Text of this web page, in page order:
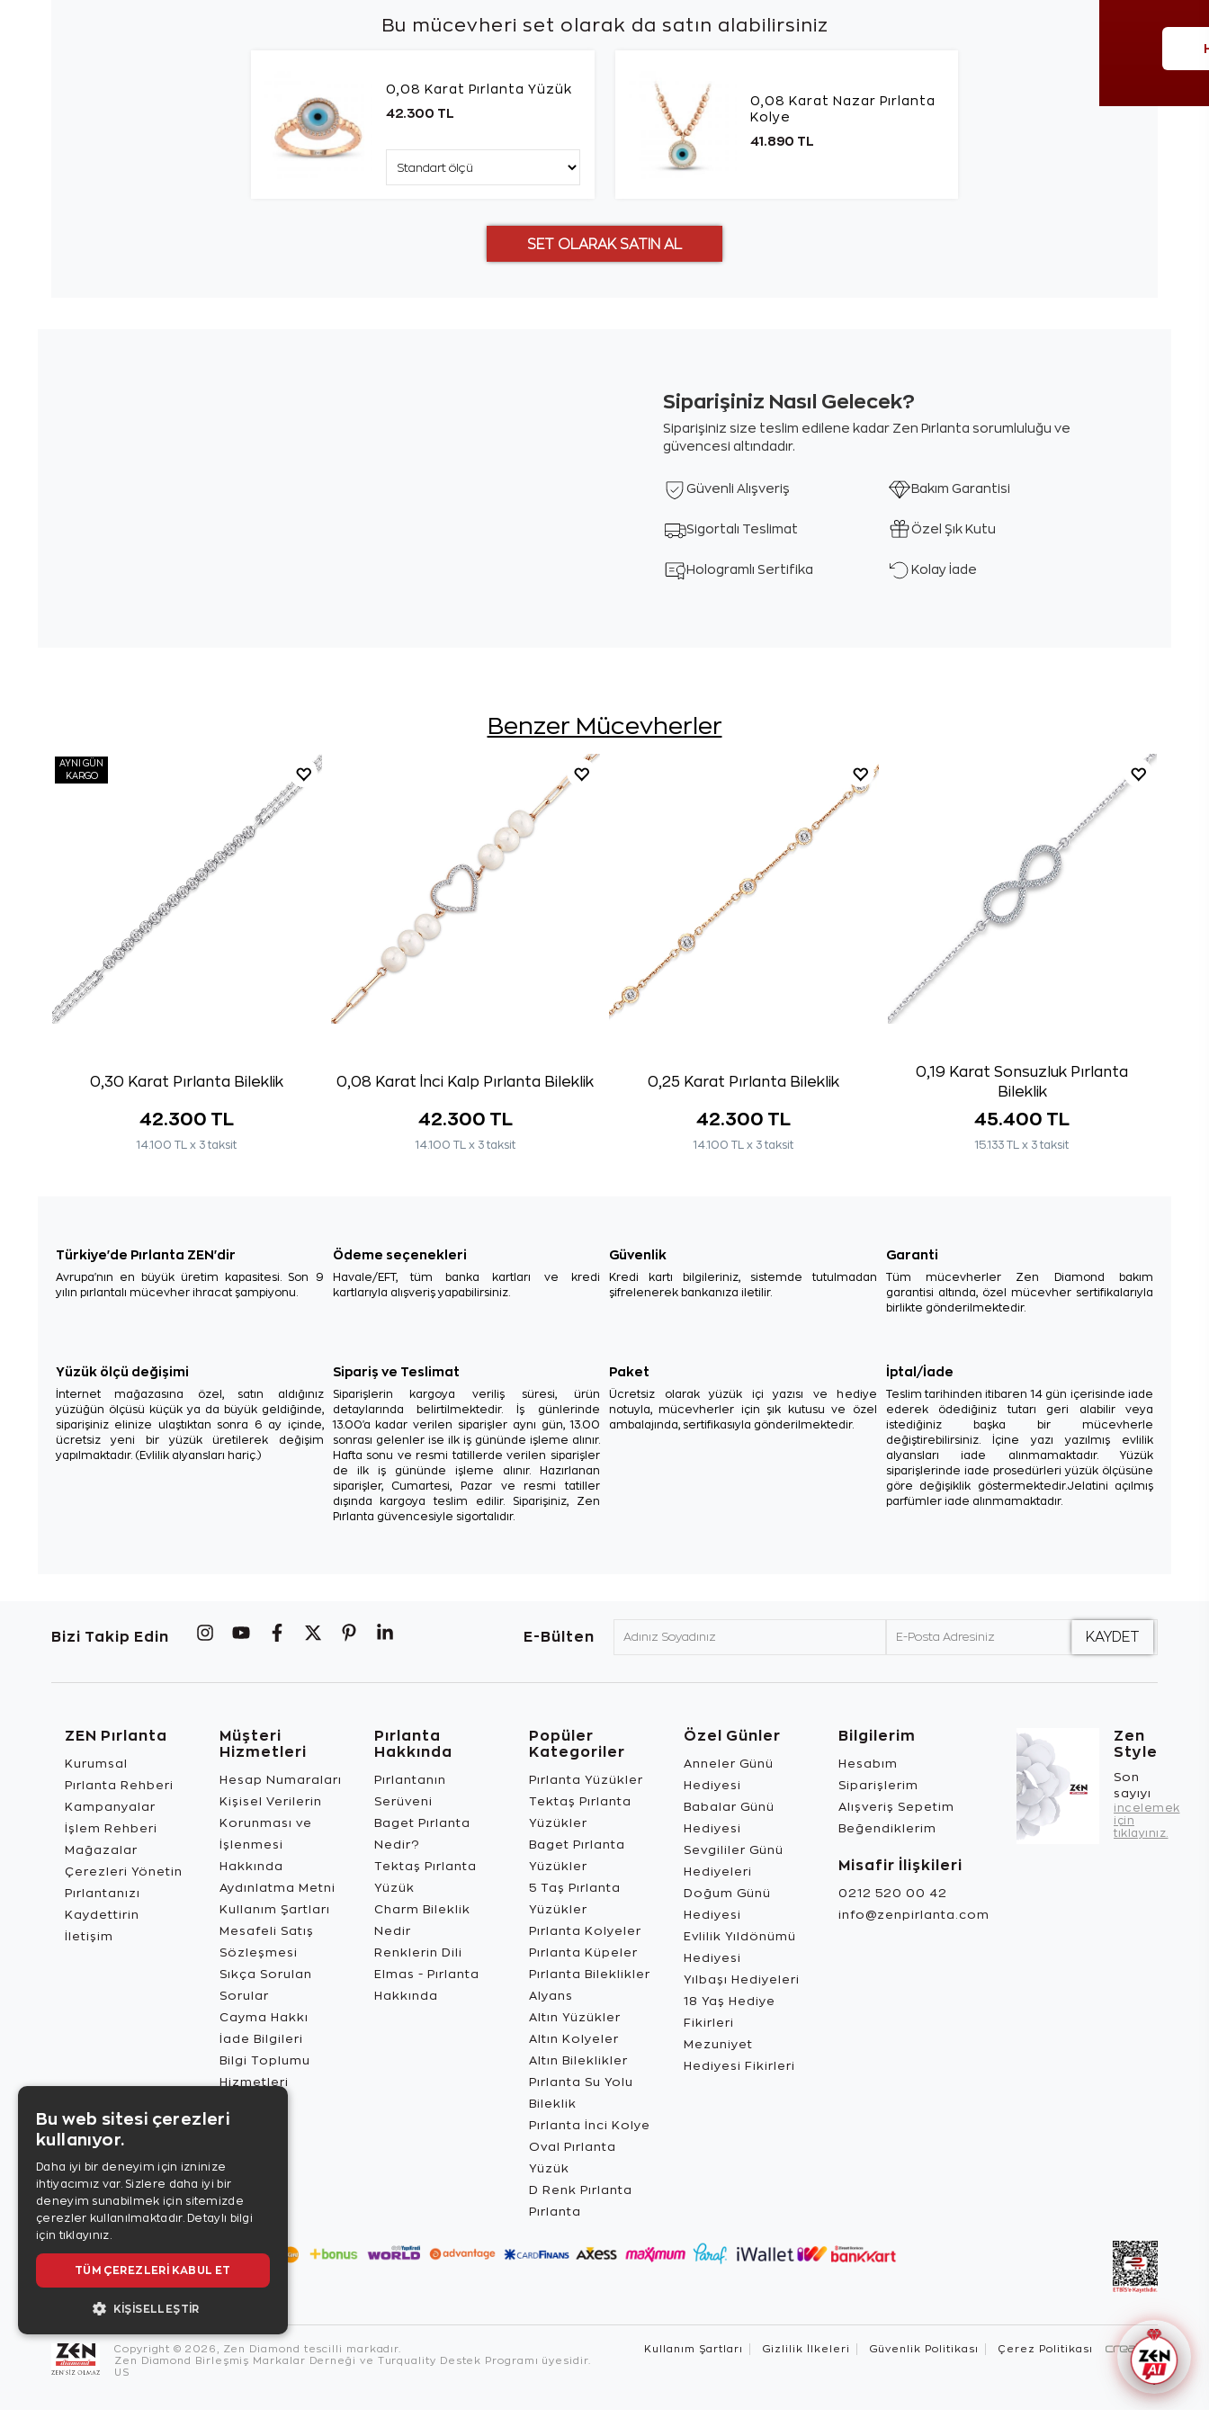
Bu mücevheri set olarak da satın alabilirsiniz
0,08 Karat Pırlanta Yüzük
42.300 TL
0,08 Karat Nazar Pırlanta
Kolye
41.890 TL
Siparişiniz Nasıl Gelecek?
Siparişiniz size teslim edilene kadar Zen Pırlanta sorumluluğu ve
güvencesi altındadır.
Güvenli Alışveriş Bakım Garantisi
Sigortalı Teslimat Özel Şık Kutu
Hologramlı Sertifika Kolay İade
Benzer Mücevherler
AYNI GÜN
KARGO
0,30 Karat Pırlanta Bileklik
42.300 TL
14.100 TL x 3 taksit
0,08 Karat İnci Kalp Pırlanta Bileklik
42.300 TL
14.100 TL x 3 taksit
0,25 Karat Pırlanta Bileklik
42.300 TL
14.100 TL x 3 taksit
0,19 Karat Sonsuzluk Pırlanta
Bileklik
45.400 TL
15.133 TL x 3 taksit
Türkiye'de Pırlanta ZEN'dir
Avrupa'nın en büyük üretim kapasitesi. Son 9
yılın pırlantalı mücevher ihracat şampiyonu.
Ödeme seçenekleri
Havale/EFT, tüm banka kartları ve kredi
kartlarıyla alışveriş yapabilirsiniz.
Güvenlik
Kredi kartı bilgileriniz, sistemde tutulmadan
şifrelenerek bankanıza iletilir.
Garanti
Tüm mücevherler Zen Diamond bakım
garantisi altında, özel mücevher sertifikalarıyla
birlikte gönderilmektedir.
Yüzük ölçü değişimi
İnternet mağazasına özel, satın aldığınız
yüzüğün ölçüsü küçük ya da büyük geldiğinde,
siparişiniz elinize ulaştıktan sonra 6 ay içinde,
ücretsiz yeni bir yüzük üretilerek değişim
yapılmaktadır. (Evlilik alyansları hariç.)
Sipariş ve Teslimat
Siparişlerin kargoya veriliş süresi, ürün
detaylarında belirtilmektedir. İş günlerinde
13.00'a kadar verilen siparişler aynı gün, 13.00
sonrası gelenler ise ilk iş gününde işleme alınır.
Hafta sonu ve resmi tatillerde verilen siparişler
de ilk iş gününde işleme alınır. Hazırlanan
siparişler, Cumartesi, Pazar ve resmi tatiller
dışında kargoya teslim edilir. Siparişiniz, Zen
Pırlanta güvencesiyle sigortalıdır.
Paket
Ücretsiz olarak yüzük içi yazısı ve hediye
notuyla, mücevherler için şık kutusu ve özel
ambalajında, sertifikasıyla gönderilmektedir.
İptal/İade
Teslim tarihinden itibaren 14 gün içerisinde iade
ederek ödediğiniz tutarı geri alabilir veya
istediğiniz başka bir mücevherle
değiştirebilirsiniz. İçine yazı yazılmış evlilik
alyansları iade alınmamaktadır. Yüzük
siparişlerinde iade prosedürleri yüzük ölçüsüne
göre değişiklik göstermektedir.Jelatini açılmış
parfümler iade alınmamaktadır.
Bizi Takip Edin E-Bülten
ZEN Pırlanta
Kurumsal
Pırlanta Rehberi
Kampanyalar
İşlem Rehberi
Mağazalar
Çerezleri Yönetin
Pırlantanızı
Kaydettirin
İletişim
Müşteri
Hizmetleri
Hesap Numaraları
Kişisel Verilerin
Korunması ve
İşlenmesi
Hakkında
Aydınlatma Metni
Kullanım Şartları
Mesafeli Satış
Sözleşmesi
Sıkça Sorulan
Sorular
Cayma Hakkı
İade Bilgileri
Bilgi Toplumu
Hizmetleri
Pırlanta
Hakkında
Pırlantanın
Serüveni
Baget Pırlanta
Nedir?
Tektaş Pırlanta
Yüzük
Charm Bileklik
Nedir
Renklerin Dili
Elmas - Pırlanta
Hakkında
Popüler
Kategoriler
Pırlanta Yüzükler
Tektaş Pırlanta
Yüzükler
Baget Pırlanta
Yüzükler
5 Taş Pırlanta
Yüzükler
Pırlanta Kolyeler
Pırlanta Küpeler
Pırlanta Bileklikler
Alyans
Altın Yüzükler
Altın Kolyeler
Altın Bileklikler
Pırlanta Su Yolu
Bileklik
Pırlanta İnci Kolye
Oval Pırlanta
Yüzük
D Renk Pırlanta
Pırlanta
Özel Günler
Anneler Günü
Hediyesi
Babalar Günü
Hediyesi
Sevgililer Günü
Hediyeleri
Doğum Günü
Hediyesi
Evlilik Yıldönümü
Hediyesi
Yılbaşı Hediyeleri
18 Yaş Hediye
Fikirleri
Mezuniyet
Hediyesi Fikirleri
Bilgilerim
Hesabım
Siparişlerim
Alışveriş Sepetim
Beğendiklerim
Misafir İlişkileri
0212 520 00 42
info@zenpirlanta.com
Zen
Style
Son
sayıyı
incelemek
için
tıklayınız.
Copyright © 2026, Zen Diamond tescilli markadır.
Zen Diamond Birleşmiş Markalar Derneği ve Turquality Destek Programı üyesidir.
US
Kullanım Şartları Gizlilik İlkeleri Güvenlik Politikası Çerez Politikası
Bu web sitesi çerezleri
kullanıyor.
Daha iyi bir deneyim için izninize
ihtiyacımız var. Sizlere daha iyi bir
deneyim sunabilmek için sitemizde
çerezler kullanılmaktadır. Detaylı bilgi
için tıklayınız.
TÜM ÇEREZLERI KABUL ET
KIŞISELLEŞTIR